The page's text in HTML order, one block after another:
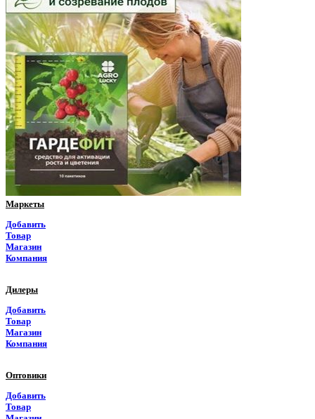
Оренбургская область
Орловская область
Пензенская область
Пермский край
Приморский край
Псковская область
Ростовская область
Маркеты
Добавить
Товар
Магазин
Компания
Дилеры
Добавить
Товар
Магазин
Компания
Оптовики
Добавить
Товар